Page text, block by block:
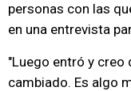
personas con las
en una entrevista
"Luego entró y creo
cambiado. Es algo